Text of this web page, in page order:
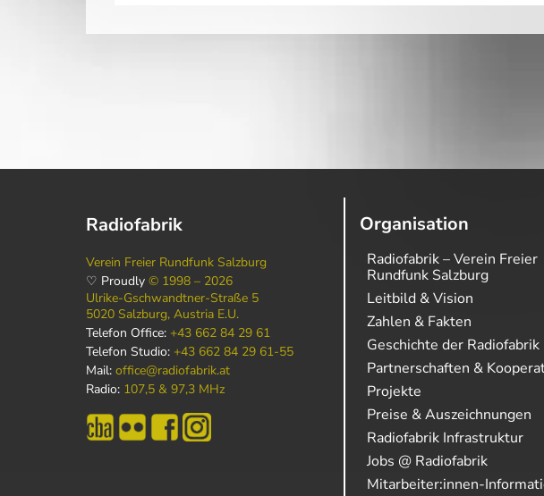
Radiofabrik
Verein Freier Rundfunk Salzburg
♡ Proudly © 1998 – 2026
Ulrike-Gschwandtner-Straße 5
5020 Salzburg, Austria E.U.
Telefon Office: +43 662 84 29 61
Telefon Studio: +43 662 84 29 61-55
Mail: office@radiofabrik.at
Radio: 107,5 & 97,3 MHz
Organisation
Radiofabrik – Verein Freier
Rundfunk Salzburg
Leitbild & Vision
Zahlen & Fakten
Geschichte der Radiofabrik
Partnerschaften &
Projekte
Preise & Auszeichnungen
Radiofabrik Infrastruktur
Jobs @ Radiofabrik
Mitarbeiter:innen-